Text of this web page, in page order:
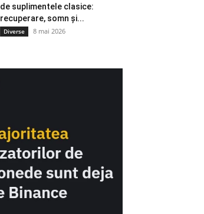
de suplimentele clasice:
recuperare, somn și...
Diverse 8 mai 2026